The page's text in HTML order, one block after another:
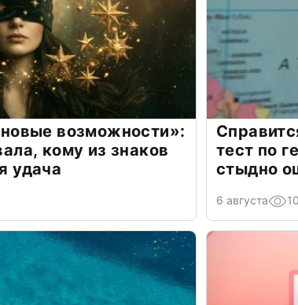
возможности»:
кому из знаков
удача
тест по
стыдно
6 августа